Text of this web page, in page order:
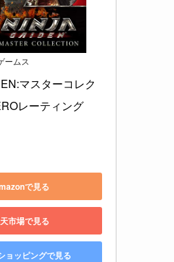
ームス
マスターコレク
レーティング
で見る
市場で見る
ョッピングで見る